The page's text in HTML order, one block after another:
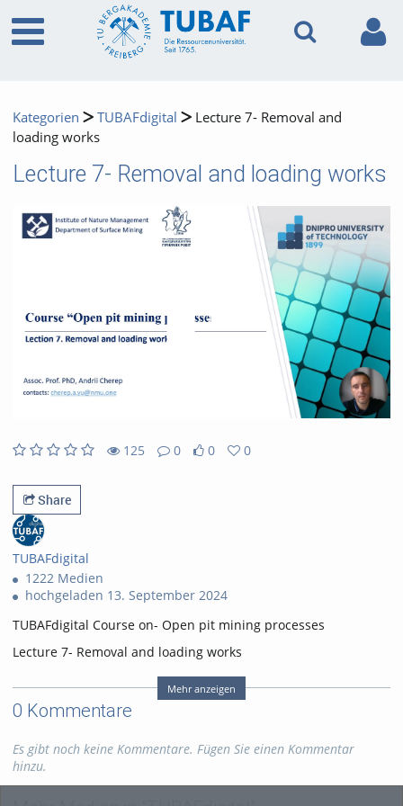
Kategorien TUBAFdigital
Lecture 7- Removal and
loading works
Lecture 7- Removal and loading works
125
0
0
0
Share
TUBAFdigital
1222 Medien
hochgeladen 13. September 2024
TUBAFdigital Course on- Open pit mining processes
Lecture 7- Removal and loading works
Tags: #tubafdigital
Mehr anzeigen
0 Kommentare
Es gibt noch keine Kommentare. Fügen Sie einen Kommentar
hinzu.